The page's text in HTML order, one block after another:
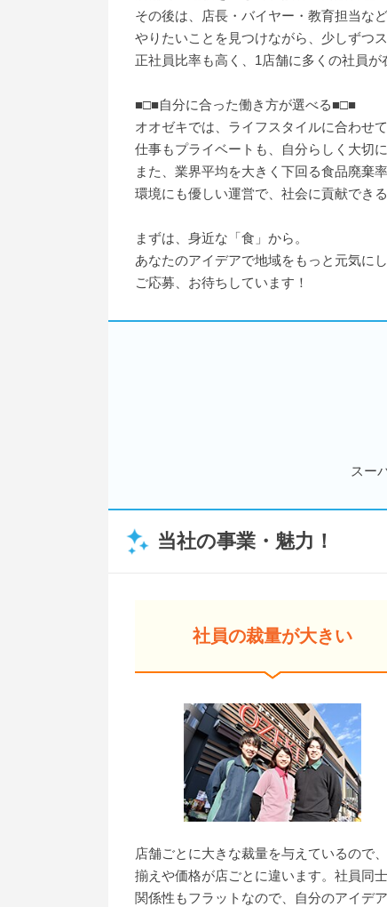
その後は、店長・バイヤー・教育担当な
やりたいことを見つけながら、少しずつ
正社員比率も高く、1店舗に多くの社員
■□■自分に合った働き方が選べる■□■
オオゼキでは、ライフスタイルに合わせ
仕事もプライベートも、自分らしく大切
また、業界平均を大きく下回る食品廃棄
環境にも優しい運営で、社会に貢献でき
まずは、身近な「食」から。
あなたのアイデアで地域をもっと元気に
ご応募、お待ちしています！
スー
当社の事業・魅力！
社員の裁量が大きい
店舗ごとに大きな裁量を与えているので
揃えや価格が店ごとに違います。社員同
関係性もフラットなので、自分のアイデ